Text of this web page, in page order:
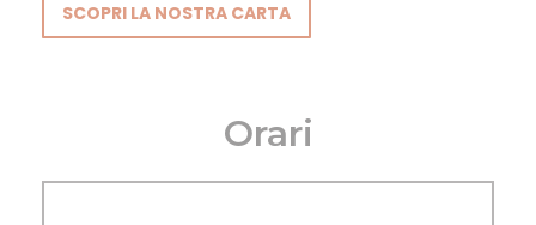
SCOPRI LA NOSTRA CARTA
Orari